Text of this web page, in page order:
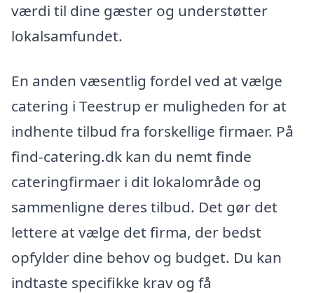
værdi til dine gæster og understøtter
lokalsamfundet.
En anden væsentlig fordel ved at vælge
catering i Teestrup er muligheden for at
indhente tilbud fra forskellige firmaer. På
find-catering.dk kan du nemt finde
cateringfirmaer i dit lokalområde og
sammenligne deres tilbud. Det gør det
lettere at vælge det firma, der bedst
opfylder dine behov og budget. Du kan
indtaste specifikke krav og få